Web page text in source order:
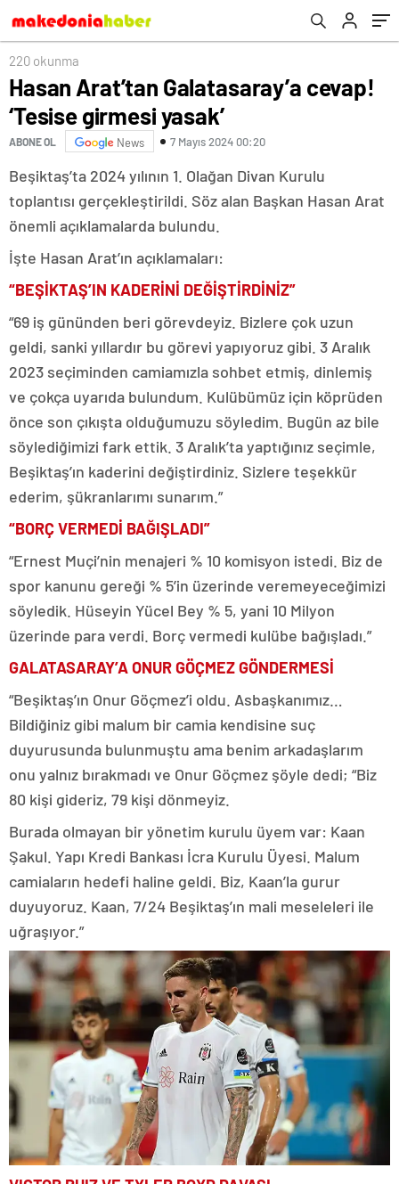
220 okunma
Hasan Arat’tan Galatasaray’a cevap!
‘Tesise girmesi yasak’
ABONE OL News 7 Mayıs 2024 00:20
Beşiktaş’ta 2024 yılının 1. Olağan Divan Kurulu
toplantısı gerçekleştirildi. Söz alan Başkan Hasan Arat
önemli açıklamalarda bulundu.
İşte Hasan Arat’ın açıklamaları:
“BEŞİKTAŞ’IN KADERİNİ DEĞİŞTİRDİNİZ”
“69 iş gününden beri görevdeyiz. Bizlere çok uzun
geldi, sanki yıllardır bu görevi yapıyoruz gibi. 3 Aralık
2023 seçiminden camiamızla sohbet etmiş, dinlemiş
ve çokça uyarıda bulundum. Kulübümüz için köprüden
önce son çıkışta olduğumuzu söyledim. Bugün az bile
söylediğimizi fark ettik. 3 Aralık’ta yaptığınız seçimle,
Beşiktaş’ın kaderini değiştirdiniz. Sizlere teşekkür
ederim, şükranlarımı sunarım.”
“BORÇ VERMEDİ BAĞIŞLADI”
“Ernest Muçi’nin menajeri % 10 komisyon istedi. Biz de
spor kanunu gereği % 5’in üzerinde veremeyeceğimizi
söyledik. Hüseyin Yücel Bey % 5, yani 10 Milyon
üzerinde para verdi. Borç vermedi kulübe bağışladı.”
GALATASARAY’A ONUR GÖÇMEZ GÖNDERMESİ
“Beşiktaş’ın Onur Göçmez’i oldu. Asbaşkanımız…
Bildiğiniz gibi malum bir camia kendisine suç
duyurusunda bulunmuştu ama benim arkadaşlarım
onu yalnız bırakmadı ve Onur Göçmez şöyle dedi; “Biz
80 kişi gideriz, 79 kişi dönmeyiz.
Burada olmayan bir yönetim kurulu üyem var: Kaan
Şakul. Yapı Kredi Bankası İcra Kurulu Üyesi. Malum
camiaların hedefi haline geldi. Biz, Kaan’la gurur
duyuyoruz. Kaan, 7/24 Beşiktaş’ın mali meseleleri ile
uğraşıyor.”